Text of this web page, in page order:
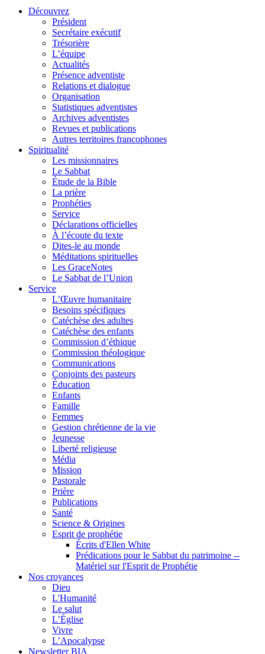
Découvrez
Président
Secrétaire exécutif
Trésorière
L’équipe
Actualités
Présence adventiste
Relations et dialogue
Organisation
Statistiques adventistes
Archives adventistes
Revues et publications
Autres territoires francophones
Spiritualité
Les missionnaires
Le Sabbat
Étude de la Bible
La prière
Prophéties
Service
Déclarations officielles
À l’écoute du texte
Dites-le au monde
Méditations spirituelles
Les GraceNotes
Le Sabbat de l’Union
Service
L’Œuvre humanitaire
Besoins spécifiques
Catéchèse des adultes
Catéchèse des enfants
Commission d’éthique
Commission théologique
Communications
Conjoints des pasteurs
Éducation
Enfants
Famille
Femmes
Gestion chrétienne de la vie
Jeunesse
Liberté religieuse
Média
Mission
Pastorale
Prière
Publications
Santé
Science & Origines
Esprit de prophétie
Écrits d'Ellen White
Prédications pour le Sabbat du patrimoine --
Matériel sur l'Esprit de Prophétie
Nos croyances
Dieu
L'Humanité
Le salut
L’Église
Vivre
L’Apocalypse
Newsletter BIA